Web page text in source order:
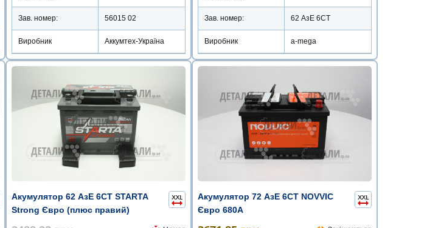
Зав. номер: 56015 02
Виробник Аккумтех-Україна
Зав. номер: 62 АзЕ 6СТ
Виробник a-mega
Акумулятор 62 АзЕ 6СТ STARTA
Strong Євро (плюс правий)
Акумулятор 72 АзЕ 6СТ NOVVIC
Євро 680А